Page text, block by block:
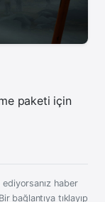
paketi için
haber
bağlantıya tıklayıp